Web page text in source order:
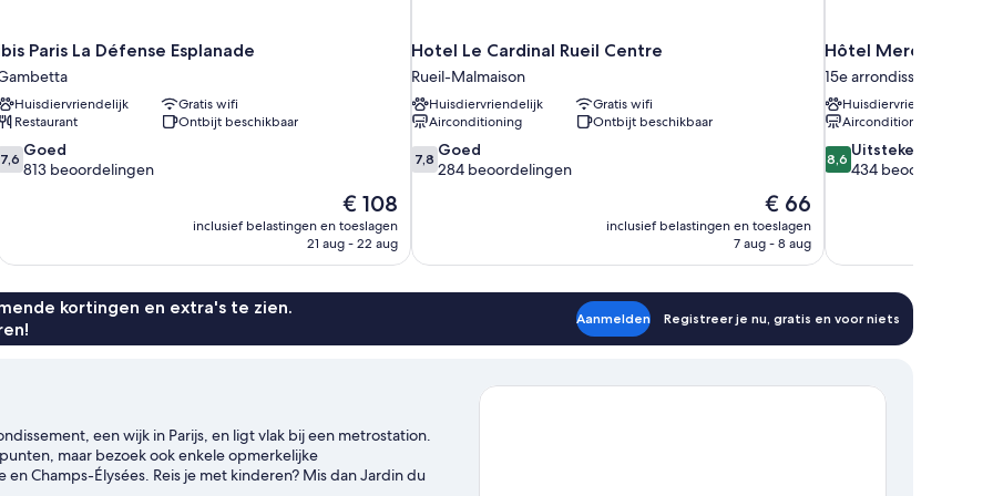
Paris La Défense Esplanade
Huisdiervriendelijk
Gratis wifi
Restaurant
Ontbijt beschikbaar
7,6 Goed
813 beoordelingen
De
prijs
is
€ 108
inclusief belastingen en toeslagen
21 aug - 22 aug
Hotel Le Cardinal Rueil Centre
Rueil-Malmaison
Huisdiervriendelijk
Gratis wifi
Airconditioning
Ontbijt beschikbaar
7.8
van
beoordelingen
7,8 Goed
284 beoordelingen
De
prijs
is
€ 66
inclusief belastingen en toeslagen
7 aug - 8 aug
Hôtel Mercure
15e arrondissement
Huisdiervriendelijk
Airconditioning
8.6
van
beoordelingen
8,6 Uitstekend
434 beoordelingen
kortingen en extra's te zien.
Aanmelden Registreer je nu, gratis en voor niets
een wijk in Parijs, en ligt vlak bij een metrostation.
maar bezoek ook enkele opmerkelijke
Champs-Élysées. Reis je met kinderen? Mis dan Jardin du